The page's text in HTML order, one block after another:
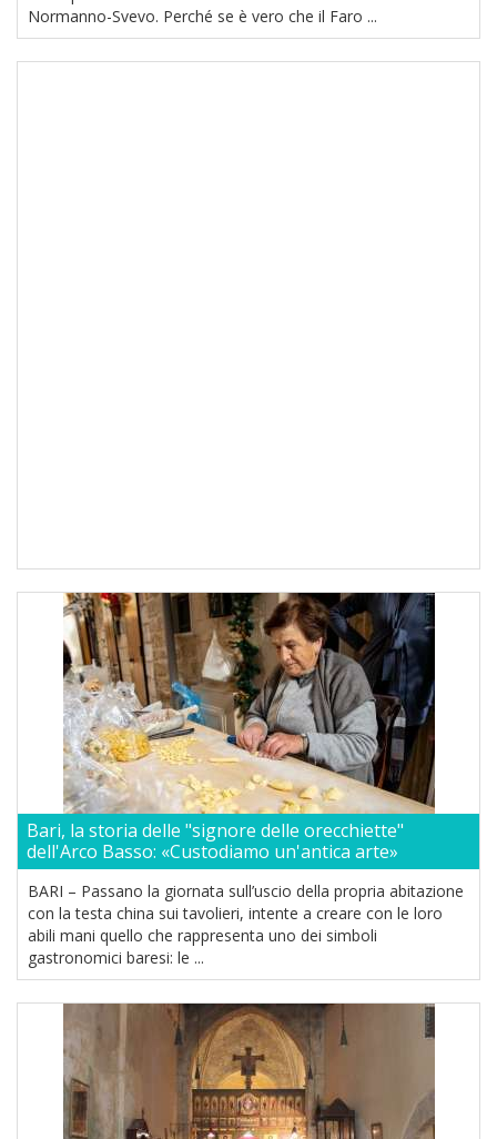
Normanno-Svevo. Perché se è vero che il Faro ...
Bari, la storia delle "signore delle orecchiette"
dell'Arco Basso: «Custodiamo un'antica arte»
BARI – Passano la giornata sull’uscio della propria abitazione
con la testa china sui tavolieri, intente a creare con le loro
abili mani quello che rappresenta uno dei simboli
gastronomici baresi: le ...